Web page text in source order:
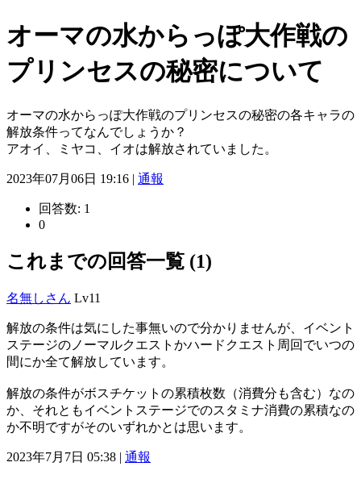
オーマの水からっぽ大作戦の
プリンセスの秘密について
オーマの水からっぽ大作戦のプリンセスの秘密の各キャラの
解放条件ってなんでしょうか？
アオイ、ミヤコ、イオは解放されていました。
2023年07月06日 19:16 | 通報
回答数: 1
0
これまでの回答一覧 (1)
名無しさん Lv11
解放の条件は気にした事無いので分かりませんが、イベント
ステージのノーマルクエストかハードクエスト周回でいつの
間にか全て解放しています。
解放の条件がボスチケットの累積枚数（消費分も含む）なの
か、それともイベントステージでのスタミナ消費の累積なの
か不明ですがそのいずれかとは思います。
2023年7月7日 05:38 | 通報